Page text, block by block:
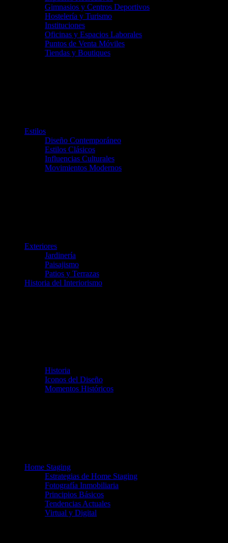
Gimnasios y Centros Deportivos
Hostelería y Turismo
Instituciones
Oficinas y Espacios Laborales
Puntos de Venta Móviles
Tiendas y Boutiques
Estilos
Diseño Contemporáneo
Estilos Clásicos
Influencias Culturales
Movimientos Modernos
Exteriores
Jardinería
Paisajismo
Patios y Terrazas
Historia del Interiorismo
Historia
Iconos del Diseño
Momentos Históricos
Home Staging
Estrategias de Home Staging
Fotografía Inmobiliaria
Principios Básicos
Tendencias Actuales
Virtual y Digital